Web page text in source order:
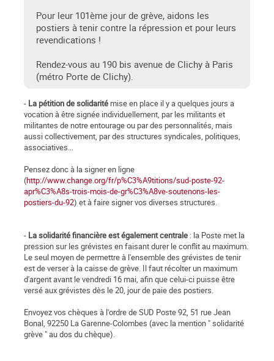
Pour leur 101ème jour de grève, aidons les
postiers à tenir contre la répression et pour leurs
revendications !
Rendez-vous au 190 bis avenue de Clichy à Paris
(métro Porte de Clichy).
- La pétition de solidarité mise en place il y a quelques jours a
vocation à être signée individuellement, par les militants et
militantes de notre entourage ou par des personnalités, mais
aussi collectivement, par des structures syndicales, politiques,
associatives...
Pensez donc à la signer en ligne
(http://www.change.org/fr/p%C3%A9titions/sud-poste-92-
apr%C3%A8s-trois-mois-de-gr%C3%A8ve-soutenons-les-
postiers-du-92) et à faire signer vos diverses structures.
- La solidarité financière est également centrale : la Poste met la
pression sur les grévistes en faisant durer le conflit au maximum.
Le seul moyen de permettre à l'ensemble des grévistes de tenir
est de verser à la caisse de grève. Il faut récolter un maximum
d'argent avant le vendredi 16 mai, afin que celui-ci puisse être
versé aux grévistes dès le 20, jour de paie des postiers.
Envoyez vos chèques à l'ordre de SUD Poste 92, 51 rue Jean
Bonal, 92250 La Garenne-Colombes (avec la mention " solidarité
grève " au dos du chèque).